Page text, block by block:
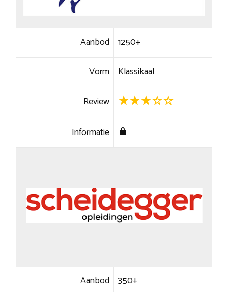
Aanbod 1250+
Vorm Klassikaal
Review
Informatie
Aanbod 350+